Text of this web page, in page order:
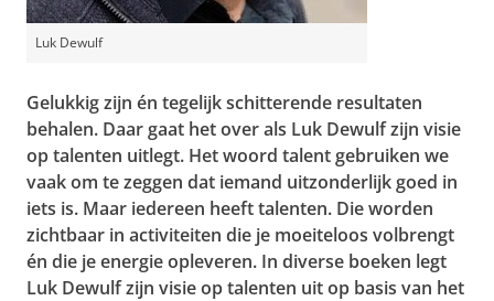
Luk Dewulf
Gelukkig zijn én tegelijk schitterende resultaten
behalen. Daar gaat het over als Luk Dewulf zijn visie
op talenten uitlegt. Het woord talent gebruiken we
vaak om te zeggen dat iemand uitzonderlijk goed in
iets is. Maar iedereen heeft talenten. Die worden
zichtbaar in activiteiten die je moeiteloos volbrengt
én die je energie opleveren. In diverse boeken legt
Luk Dewulf zijn visie op talenten uit op basis van het